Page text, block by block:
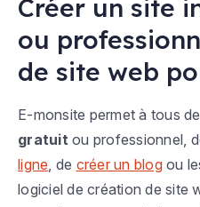
Créer un site
ou
de site web
E-monsite permet à tous de
gratuit ou professionnel,
ligne , de créer un blogou
logiciel de création de site